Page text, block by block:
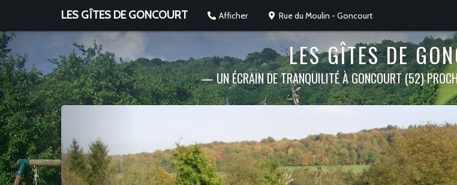
LES GÎTES DE GONCOURT Afficher Rue du Moulin - Goncourt
LES GÎTES DE
—UN ÉCRAIN DE TRANQUILITÉ À GONCOURT (52)